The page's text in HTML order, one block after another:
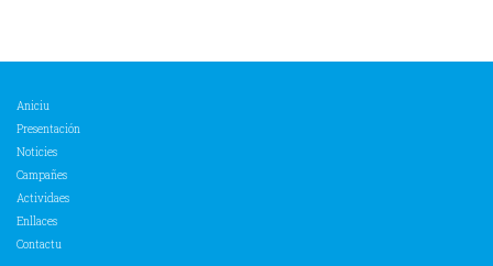
Aniciu
Presentación
Noticies
Campañes
Actividaes
Enllaces
Contactu